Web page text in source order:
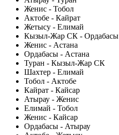
Женис - Тобол
Актобе - Кайрат
Жетысу - Елимай
Кызыл-Жар СК - Ордабасы
Женис - Астана
Ордабасы - Астана
Туран - Кызыл-Жар СК
Шахтер - Елимай
Тобол - Актобе
Кайрат - Кайсар
Атырау - Женис
Елимай - Тобол
Женис - Кайсар
Ордабасы - Атырау